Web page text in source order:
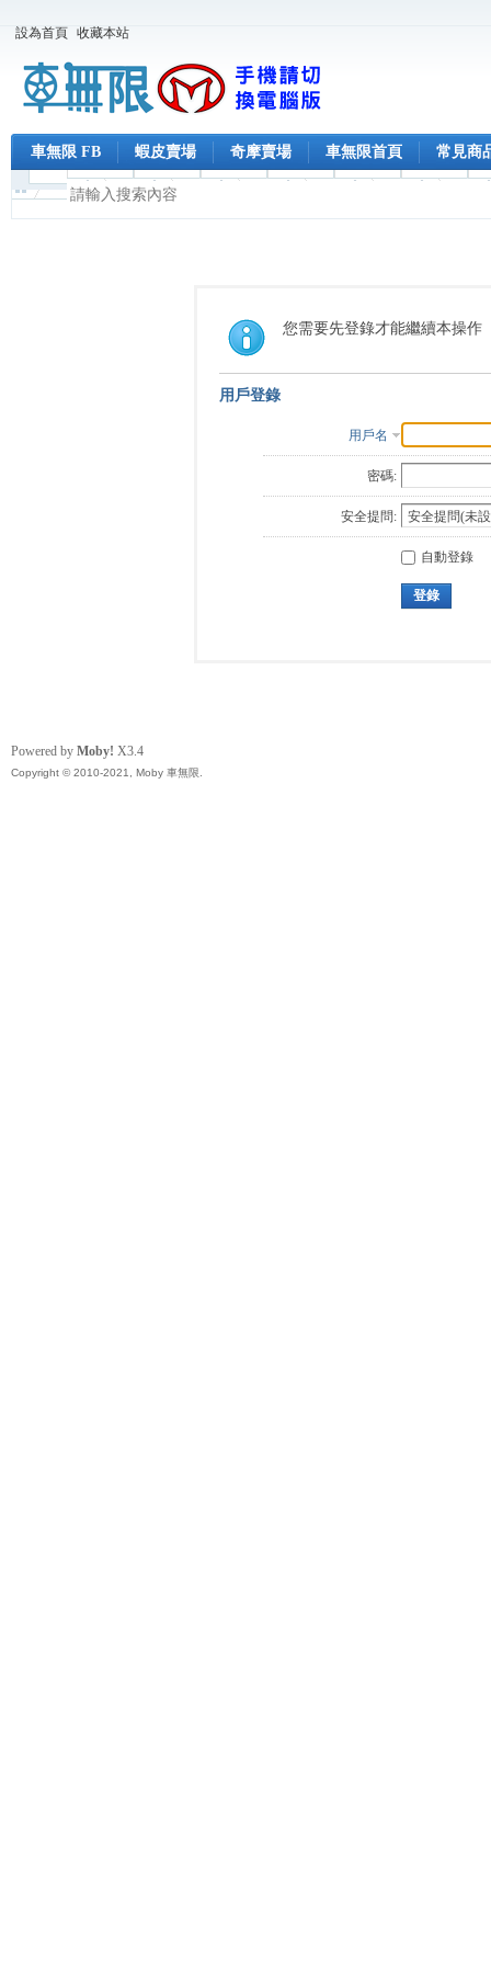
設為首頁 收藏本站
車無限 FB 蝦皮賣場 奇摩賣場 車無限首頁 常見商
您需要先登錄才能繼續本操作
用戶登錄
用戶名
密碼:
安全提問:
自動登錄
登錄
Powered by Moby! X3.4
Copyright © 2010-2021, Moby 車無限.